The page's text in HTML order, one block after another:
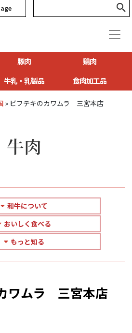
豚肉
鶏肉
牛乳・乳製品 食肉加工品
» ビフテキのカワムラ 三宮本店
牛肉
和牛について
おいしく食べる
もっと知る
ワムラ 三宮本店